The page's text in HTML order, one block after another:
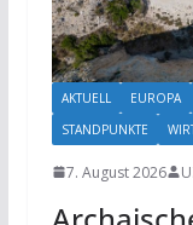
AKTUELL EUROPA
STANDPUNKTE
7. August 2026